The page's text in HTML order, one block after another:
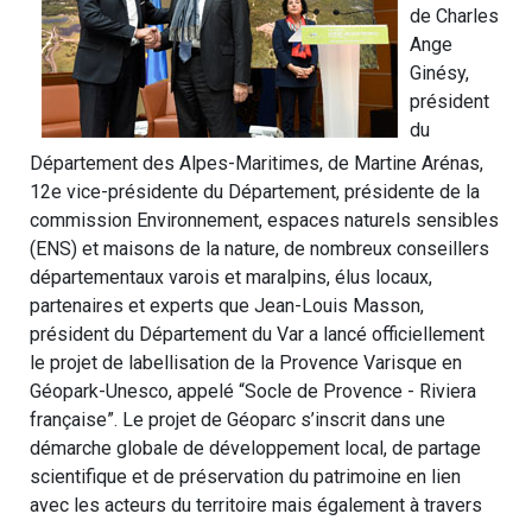
de Charles
Ange
Ginésy,
président
du
Département des Alpes-Maritimes, de Martine Arénas,
12e vice-présidente du Département, présidente de la
commission Environnement, espaces naturels sensibles
(ENS) et maisons de la nature, de nombreux conseillers
départementaux varois et maralpins, élus locaux,
partenaires et experts que Jean-Louis Masson,
président du Département du Var a lancé officiellement
le projet de labellisation de la Provence Varisque en
Géopark-Unesco, appelé “Socle de Provence - Riviera
française”. Le projet de Géoparc s’inscrit dans une
démarche globale de développement local, de partage
scientifique et de préservation du patrimoine en lien
avec les acteurs du territoire mais également à travers